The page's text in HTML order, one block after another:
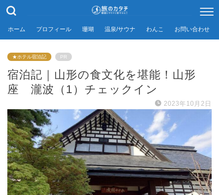
ホーム プロフィール 珊瑚 温泉/サウナ わんこ お問い合わせ
★ホテル宿泊記 PR
宿泊記｜山形の食文化を堪能！山形
座 瀧波（1）チェックイン
2023年10月2日